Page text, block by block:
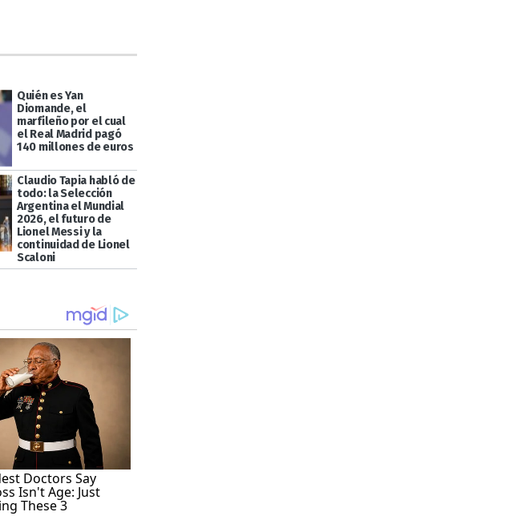
Quién es Yan
Diomande, el
marfileño por el cual
el Real Madrid pagó
140 millones de euros
Claudio Tapia habló de
todo: la Selección
Argentina el Mundial
2026, el futuro de
Lionel Messi y la
continuidad de Lionel
Scaloni